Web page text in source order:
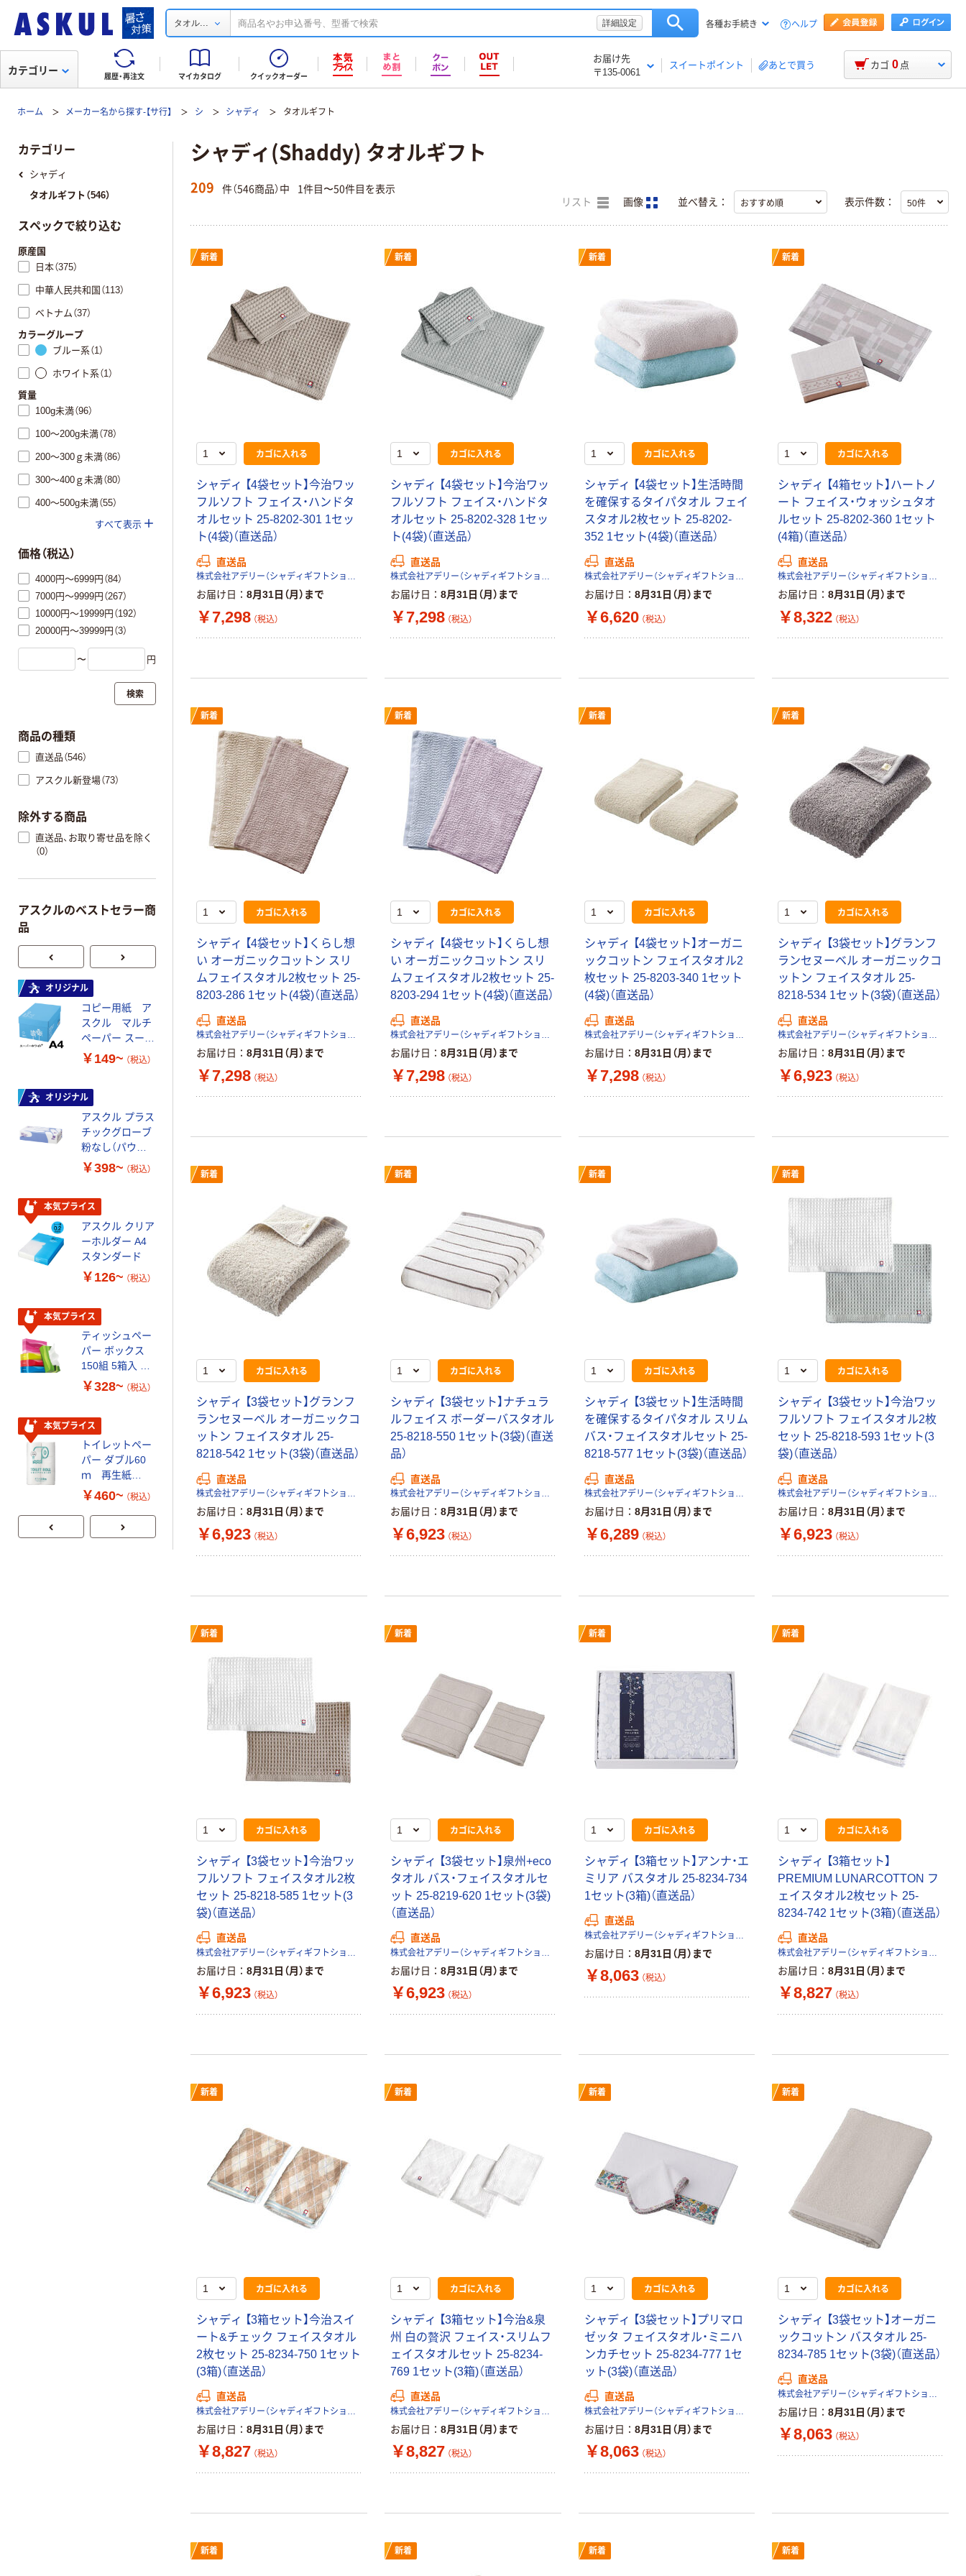
タオル... 詳細設定 各種お手続き ヘルプ
履歴・再注文 マイカタログ クイックオーダー
お届け先
〒135-0061
スイートポイント あとで買う
カテゴリー カゴ 0 点
ホーム メーカー名から探す-【サ行】 シ シャディ タオルギフト
シャディ(Shaddy) タオルギフト
209 件（546商品）中 1件目〜50件目を表示
リスト 画像 並べ替え： 表示件数：
新着
カゴに入れる
シャディ 【4袋セット】今治ワッ
フルソフト フェイス・ハンドタ
オルセット 25-8202-301 1セッ
ト(4袋)（直送品）
直送品
株式会社アデリー（シャディギフトショップ）
お届け日 8月31日（月）まで
￥7,298 （税込）
新着
カゴに入れる
シャディ 【4袋セット】今治ワッ
フルソフト フェイス・ハンドタ
オルセット 25-8202-328 1セッ
ト(4袋)（直送品）
直送品
株式会社アデリー（シャディギフトショップ）
お届け日 8月31日（月）まで
￥7,298 （税込）
新着
カゴに入れる
シャディ 【4袋セット】生活時間
を確保するタイパタオル フェイ
スタオル2枚セット 25-8202-
352 1セット(4袋)（直送品）
直送品
株式会社アデリー（シャディギフトショップ）
お届け日 8月31日（月）まで
￥6,620 （税込）
新着
カゴに入れる
シャディ 【4箱セット】ハートノ
ート フェイス・ウォッシュタオ
ルセット 25-8202-360 1セット
(4箱)（直送品）
直送品
株式会社アデリー（シャディギフトショップ）
お届け日 8月31日（月）まで
￥8,322 （税込）
新着
カゴに入れる
シャディ 【4袋セット】くらし想
い オーガニックコットン スリ
ムフェイスタオル2枚セット 25-
8203-286 1セット(4袋)（直送品）
直送品
株式会社アデリー（シャディギフトショップ）
お届け日 8月31日（月）まで
￥7,298 （税込）
新着
カゴに入れる
シャディ 【4袋セット】くらし想
い オーガニックコットン スリ
ムフェイスタオル2枚セット 25-
8203-294 1セット(4袋)（直送品）
直送品
株式会社アデリー（シャディギフトショップ）
お届け日 8月31日（月）まで
￥7,298 （税込）
新着
カゴに入れる
シャディ 【4袋セット】オーガニ
ックコットン フェイスタオル2
枚セット 25-8203-340 1セット
(4袋)（直送品）
直送品
株式会社アデリー（シャディギフトショップ）
お届け日 8月31日（月）まで
￥7,298 （税込）
新着
カゴに入れる
シャディ 【3袋セット】グランフ
ランセヌーベル オーガニックコ
ットン フェイスタオル 25-
8218-534 1セット(3袋)（直送品）
直送品
株式会社アデリー（シャディギフトショップ）
お届け日 8月31日（月）まで
￥6,923 （税込）
新着
カゴに入れる
シャディ 【3袋セット】グランフ
ランセヌーベル オーガニックコ
ットン フェイスタオル 25-
8218-542 1セット(3袋)（直送品）
直送品
株式会社アデリー（シャディギフトショップ）
お届け日 8月31日（月）まで
￥6,923 （税込）
新着
カゴに入れる
シャディ 【3袋セット】ナチュラ
ルフェイス ボーダーバスタオル
25-8218-550 1セット(3袋)（直送
品）
直送品
株式会社アデリー（シャディギフトショップ）
お届け日 8月31日（月）まで
￥6,923 （税込）
新着
カゴに入れる
シャディ 【3袋セット】生活時間
を確保するタイパタオル スリム
バス・フェイスタオルセット 25-
8218-577 1セット(3袋)（直送品）
直送品
株式会社アデリー（シャディギフトショップ）
お届け日 8月31日（月）まで
￥6,289 （税込）
新着
カゴに入れる
シャディ 【3袋セット】今治ワッ
フルソフト フェイスタオル2枚
セット 25-8218-593 1セット(3
袋)（直送品）
直送品
株式会社アデリー（シャディギフトショップ）
お届け日 8月31日（月）まで
￥6,923 （税込）
新着
カゴに入れる
シャディ 【3袋セット】今治ワッ
フルソフト フェイスタオル2枚
セット 25-8218-585 1セット(3
袋)（直送品）
直送品
お届け日 8月31日（月）まで
￥6,923 （税込）
新着
カゴに入れる
シャディ 【3袋セット】泉州+eco
タオル バス・フェイスタオルセ
ット 25-8219-620 1セット(3袋)
（直送品）
直送品
お届け日 8月31日（月）まで
￥6,923 （税込）
新着
カゴに入れる
シャディ 【3箱セット】アンナ・エ
ミリア バスタオル 25-8234-734
1セット(3箱)（直送品）
直送品
お届け日 8月31日（月）まで
￥8,063 （税込）
新着
カゴに入れる
シャディ 【3箱セット】
PREMIUM LUNARCOTTON フ
ェイスタオル2枚セット 25-
8234-742 1セット(3箱)（直送品）
直送品
お届け日 8月31日（月）まで
￥8,827 （税込）
新着
カゴに入れる
シャディ 【3箱セット】今治スイ
ート&チェック フェイスタオル
2枚セット 25-8234-750 1セット
(3箱)（直送品）
直送品
株式会社アデリー（シャディギフトショップ）
お届け日 8月31日（月）まで
￥8,827 （税込）
新着
カゴに入れる
シャディ 【3箱セット】今治&泉
州 白の贅沢 フェイス・スリムフ
ェイスタオルセット 25-8234-
769 1セット(3箱)（直送品）
直送品
株式会社アデリー（シャディギフトショップ）
お届け日 8月31日（月）まで
￥8,827 （税込）
新着
カゴに入れる
シャディ 【3袋セット】プリマロ
ゼッタ フェイスタオル・ミニハ
ンカチセット 25-8234-777 1セ
ット(3袋)（直送品）
直送品
株式会社アデリー（シャディギフトショップ）
お届け日 8月31日（月）まで
￥8,063 （税込）
新着
カゴに入れる
シャディ 【3袋セット】オーガニ
ックコットン バスタオル 25-
8234-785 1セット(3袋)（直送品）
直送品
株式会社アデリー（シャディギフトショップ）
お届け日 8月31日（月）まで
￥8,063 （税込）
新着 新着 新着 新着
カテゴリー
シャディ
タオルギフト（546）
スペックで絞り込む
原産国
日本（375）
中華人民共和国（113）
ベトナム（37）
カラーグループ
ブルー系（1）
ホワイト系（1）
質量
100g未満（96）
100～200g未満（78）
200～300ｇ未満（86）
300～400ｇ未満（80）
400～500g未満（55）
すべて表示
価格（税込）
4000円～6999円（84）
7000円～9999円（267）
10000円～19999円（192）
20000円～39999円（3）
〜 円
検索
商品の種類
直送品（546）
アスクル新登場（73）
除外する商品
直送品、お取り寄せ品を除く
（0）
アスクルのベストセラー商
品
オリジナル
コピー用紙 ア
スクル マルチ
ペーパー スーパ
ーホワイト+
￥149~ （税込）
オリジナル
アスクル プラス
チックグローブ
粉なし（パウダ
ーフリー）
￥398~ （税込）
本気プライス
アスクル クリア
ーホルダー A4
スタンダード
￥126~ （税込）
本気プライス
ティッシュペー
パー ボックス
150組 5箱入 ア
スクル スマート
証
￥328~ （税込）
本気プライス
トイレットペー
パー ダブル60
ｍ 再生紙
100% 6ロール
芯あり FSC認
証
￥460~ （税込）
本気プライス
中判 再生紙
100％ 200枚
FSC認証 シング
ル 大王製紙共同
企画 オリジナル
￥149~ （税込）
オリジナル
アスクル 耳にや
さしい やわらか
いマスク
￥458~ （税込）
ブ 薄手 粉な
し（パウダーフ
リー）
￥298~
本気プライス
嬬恋銘水 ナチュ
ラルミネラルウ
ォーター 500ml
キャップシール
付き／2Lラベル
レス 10本
￥1,037~
（税込）
本気プライス
パー シングル
120ｍ 再生紙
100% 6ロール
リサイクル100
芯あり FSC認
証
￥470~ （税込）
人気商品
￥686~
ファーストレイ
ト ホワイト紙コ
￥374~ （税込）
定モデル) 蛍光
ペン ゼブラ
￥52~
オリジナル
スズラン 酒精綿
G バルクタイプ
指定医薬部外品
￥140~ （税込）
オリジナル
ファーストレイ
ト ニトリルグ
ローブ ホワイ
ト 粉なし（パ
ウダーフリー）
￥698~ （税込）
オリジナル
ー 粉なし（パ
￥698~ （税込）
再生紙 200枚
FSC認証紙 アス
クルオリジナル
（税込）
モカ 200組 5個
アスクル オリジ
ナルティッシュ
￥428~
本気プライス
アスクル トイ
レのおそうじシ
ート 大王製紙
共同企画 トイ
レクリーナー
トイレシート
オリジナル
￥330~ （税込）
トフィルム A4
サイズ
￥458~
オリジナル
ペーパー スーパ
ーホワイト+
￥149~ （税込）
オリジナル
本気プライス
アスクル クリア
ーホルダー A4
スタンダード
￥126~ （税込）
本気プライス
150組 5箱入 ア
スクル スマート
コンパクト ビ
ビッド PEFC認
証
￥328~
本気プライス
トイレットペー
100% 6ロール
リサイクル100
芯あり FSC認
証
￥460~ （税込）